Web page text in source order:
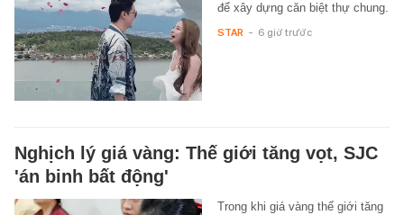
để xây dựng căn biệt thự chung.
STAR - 6 giờ trước
Nghịch lý giá vàng: Thế giới tăng vọt, SJC
'án binh bất động'
Trong khi giá vàng thế giới tăng